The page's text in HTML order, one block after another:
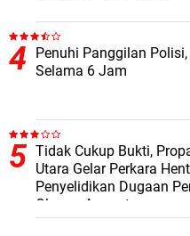
Penuhi Panggilan
Selama 6 Jam
Tidak Cukup Bukti,
Utara Gelar Perkara
Penyelidikan Dugaan
Oknum Anggota